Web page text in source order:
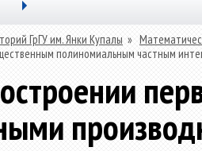
ГрГУ им. Янки Купалы »
полиномиальным частным